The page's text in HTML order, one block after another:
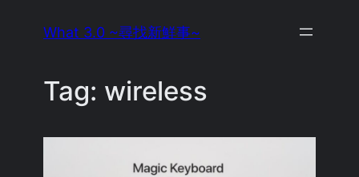
What 3.0 ~尋找新鮮事~
Tag: wireless